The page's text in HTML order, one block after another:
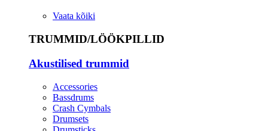
Vaata kõiki
TRUMMID/LÖÖKPILLID
Akustilised trummid
Accessories
Bassdrums
Crash Cymbals
Drumsets